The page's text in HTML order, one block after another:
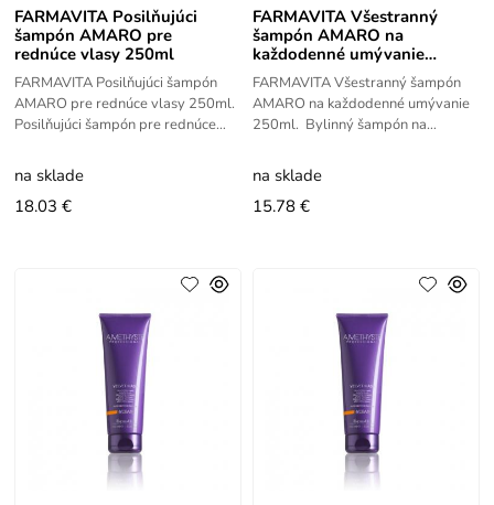
FARMAVITA Posilňujúci
šampón AMARO pre
rednúce vlasy 250ml
FARMAVITA Posilňujúci šampón
AMARO pre rednúce vlasy 250ml.
Posilňujúci šampón pre rednúce
bylín a olejov. Pre
na sklade
18.03 €
FARMAVITA Všestranný
šampón AMARO na
každodenné umývanie
250ml
FARMAVITA Všestranný šampón
AMARO na každodenné umývanie
250ml. Bylinný šampón na
vlasy, fúzy a telo. Pre svieže a
na sklade
15.78 €